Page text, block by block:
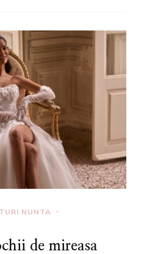
NUNTA
de mireasa